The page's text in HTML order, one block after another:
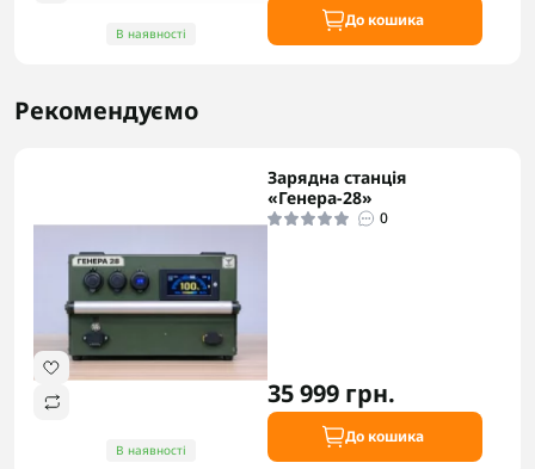
В наявності
До кошика
Рекомендуємо
В наявності
Зарядна станція
«Генера-28»
0
35 999 грн.
До кошика